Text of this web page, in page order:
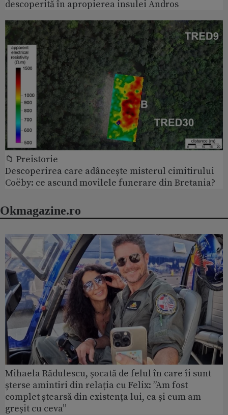
descoperită în apropierea insulei Andros
📁 Preistorie
Descoperirea care adâncește misterul cimitirului
Coëby: ce ascund movilele funerare din Bretania?
Okmagazine.ro
Mihaela Rădulescu, șocată de felul în care îi sunt
șterse amintiri din relația cu Felix: ”Am fost
complet ștearsă din existența lui, ca și cum am
greșit cu ceva”